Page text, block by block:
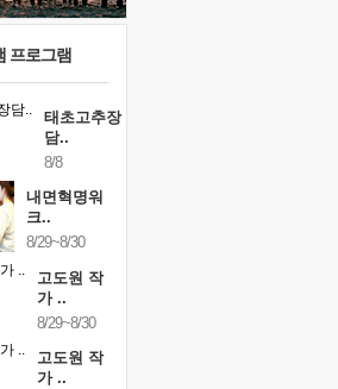
유년 시절의 부산 영도 바다
나
프로그램
태초고추장
담..
8/8
내면혁명워
크..
8/29~8/30
고도원 작
가 ..
8/29~8/30
고도원 작
가 ..